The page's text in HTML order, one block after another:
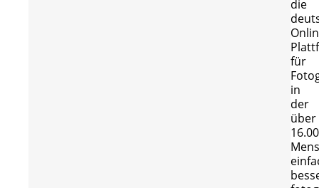
die
für
in
der
über